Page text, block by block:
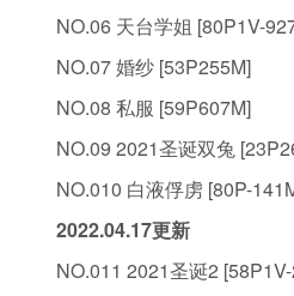
NO.06 天台学姐 [80P1V-
NO.07 婚纱 [53P255M]
NO.08 私服 [59P607M]
NO.09 2021圣诞双兔
NO.010 白液俘虏 [80P-
2022.04.17更新
NO.011 2021圣诞2